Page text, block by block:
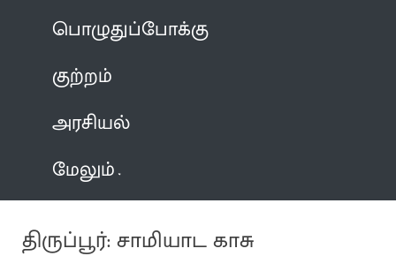
பொழுதுப்போக்கு
குற்றம்
அரசியல்
மேலும்
திருப்பூர்: சாமியாட காசு